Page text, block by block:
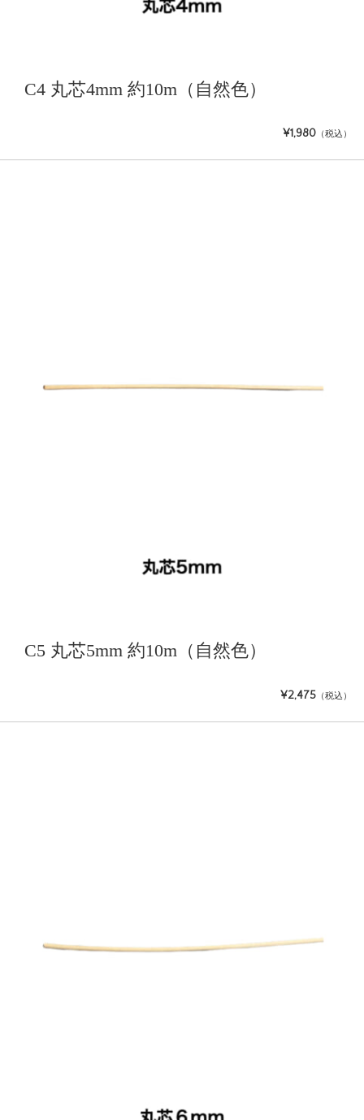
C4 丸芯4mm 約10m（自然色）
¥1,980 （税込）
C5 丸芯5mm 約10m（自然色）
¥2,475 （税込）